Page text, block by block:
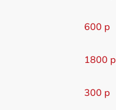
600 р
1800 р
300 р